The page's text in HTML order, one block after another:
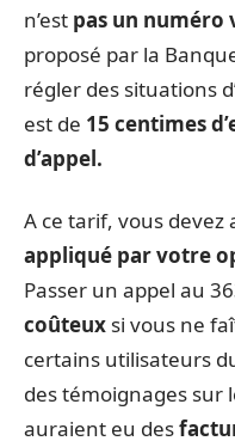
n’est pas un numéro
proposé par la
régler des situations
est de 15 centimes
d’appel.
A ce tarif, vous devez
appliqué par votre
Passer un appel au
coûteux si vous ne
certains utilisateurs
des témoignages sur
auraient eu des